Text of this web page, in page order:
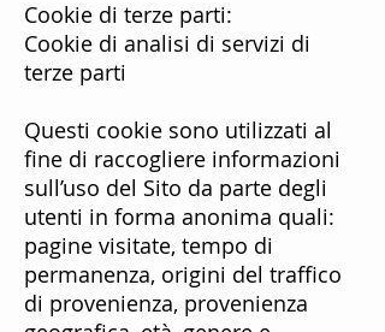
Cookie di terze parti:
Cookie di analisi di servizi di
terze parti
Questi cookie sono utilizzati al
fine di raccogliere informazioni
sull’uso del Sito da parte degli
utenti in forma anonima quali:
pagine visitate, tempo di
permanenza, origini del traffico
di provenienza, provenienza